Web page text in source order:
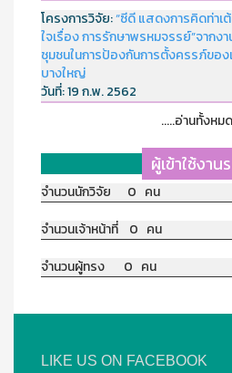
โครงการวิจัย:“ซีดี แสดงการคิดท่าเ
ใจเรื่อง การรักษาพรหมจรรย์”จากง
ชุมชนในการป้องกันการตั้งครรภ์ของ
บางใหญ่
วันที่:19 ก.พ. 2562
.....อ่านทั้งหม
ผู้เข้าใช้งาน
จำนวนนักวิจัย 0 คน
จำนวนเจ้าหน้าที่ 0 คน
จำนวนผู้ทรง 0 คน
LIKE US ON FACEBOOK